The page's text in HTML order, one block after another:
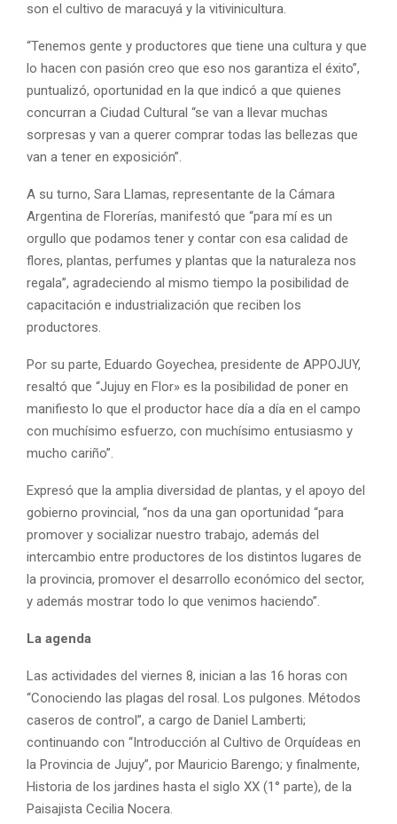
son el cultivo de maracuyá y la vitivinicultura.
“Tenemos gente y productores que tiene una cultura y que
lo hacen con pasión creo que eso nos garantiza el éxito”,
puntualizó, oportunidad en la que indicó a que quienes
concurran a Ciudad Cultural “se van a llevar muchas
sorpresas y van a querer comprar todas las bellezas que
van a tener en exposición”.
A su turno, Sara Llamas, representante de la Cámara
Argentina de Florerías, manifestó que “para mí es un
orgullo que podamos tener y contar con esa calidad de
flores, plantas, perfumes y plantas que la naturaleza nos
regala”, agradeciendo al mismo tiempo la posibilidad de
capacitación e industrialización que reciben los
productores.
Por su parte, Eduardo Goyechea, presidente de APPOJUY,
resaltó que “Jujuy en Flor» es la posibilidad de poner en
manifiesto lo que el productor hace día a día en el campo
con muchísimo esfuerzo, con muchísimo entusiasmo y
mucho cariño”.
Expresó que la amplia diversidad de plantas, y el apoyo del
gobierno provincial, “nos da una gan oportunidad “para
promover y socializar nuestro trabajo, además del
intercambio entre productores de los distintos lugares de
la provincia, promover el desarrollo económico del sector,
y además mostrar todo lo que venimos haciendo”.
La agenda
Las actividades del viernes 8, inician a las 16 horas con
“Conociendo las plagas del rosal. Los pulgones. Métodos
caseros de control”, a cargo de Daniel Lamberti;
continuando con “Introducción al Cultivo de Orquídeas en
la Provincia de Jujuy”, por Mauricio Barengo; y finalmente,
Historia de los jardines hasta el siglo XX (1° parte), de la
Paisajista Cecilia Nocera.